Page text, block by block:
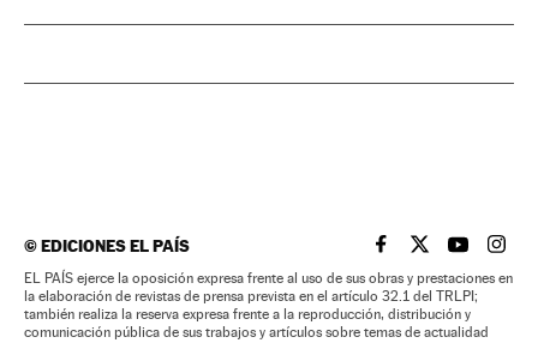
©EDICIONES EL PAÍS EL PAÍS BRASIL EN
EL PAÍSEL PAÍS
EL
EL PAÍS ejerce la oposición expresa frente al uso de sus obras y prestaciones en
la elaboración de revistas de prensa prevista en el artículo 32.1 del TRLPI;
también realiza la reserva expresa frente a la reproducción, distribución y
comunicación pública de sus trabajos y artículos sobre temas de actualidad